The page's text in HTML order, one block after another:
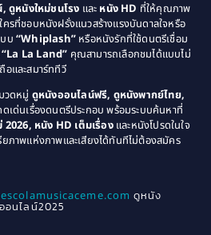
Age ก้าวพ้นวัย(1)
of-Age(3)
(1)
อาชญากรรม(289)
Cult Film(4)
1978
1975
1970
1968
1963
ดูหนังใหม่ชนโรง และ หนัง HD ที่ให้คุณภาพ
ครที่ชอบหนังฝรั่งแนวสร้างแรงบันดาลใจหรือ
บ “Whiplash” หรือหนังรักที่ใช้ดนตรีเชื่อม
“La La Land” คุณสามารถเลือกชมได้แบบไม่
และสมาร์ททีวี
วดหมู่ ดูหนังออนไลน์ฟรี, ดูหนังพากย์ไทย,
เด่นเรื่องดนตรีประกอบ พร้อมระบบค้นหาที่
2026, หนัง HD เต็มเรื่องและหนังโปรดในใจ
ภาพแห่งภาพและเสียงได้ทันทีไม่ต้องสมัคร
escolamusicaceme.com ดูหนัง
ออนไลน์2025